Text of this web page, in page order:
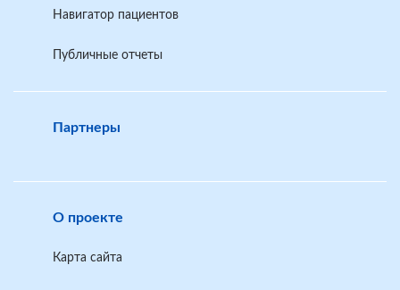
Навигатор пациентов
Публичные отчеты
Партнеры
О проекте
Карта сайта